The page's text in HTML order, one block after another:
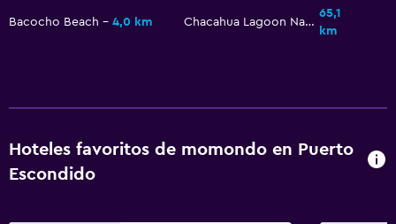
TV
Baño privado
Bacocho Beach 4,0 km Chacahua Lagoon National Park
65,1
km
Hoteles favoritos de momondo en Puerto
Escondido